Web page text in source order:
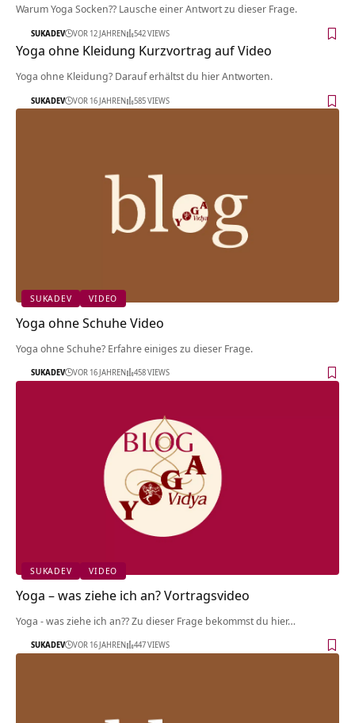
Warum Yoga Socken?? Lausche einer Antwort zu dieser Frage.
SUKADEV VOR 12 JAHREN 542 VIEWS
Yoga ohne Kleidung Kurzvortrag auf Video
Yoga ohne Kleidung? Darauf erhältst du hier Antworten.
SUKADEV VOR 16 JAHREN 585 VIEWS
SUKADEV VIDEO
Yoga ohne Schuhe Video
Yoga ohne Schuhe? Erfahre einiges zu dieser Frage.
SUKADEV VOR 16 JAHREN 458 VIEWS
SUKADEV VIDEO
Yoga – was ziehe ich an? Vortragsvideo
Yoga - was ziehe ich an?? Zu dieser Frage bekommst du hier…
SUKADEV VOR 16 JAHREN 447 VIEWS